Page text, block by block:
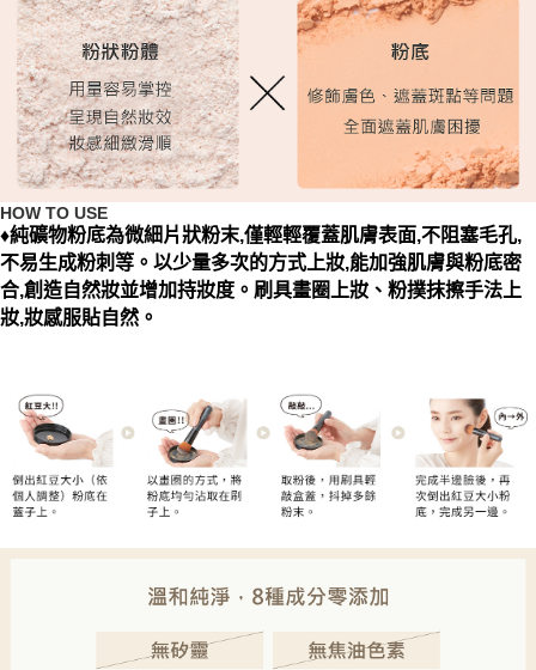
HOW TO USE
♦純礦物粉底為微細片狀粉末,僅輕輕覆蓋肌膚表面,不阻塞毛孔,
不易生成粉刺等。以少量多次的方式上妝,能加強肌膚與粉底密
合,創造自然妝並增加持妝度。刷具畫圈上妝、粉撲抹擦手法上
妝,妝感服貼自然。